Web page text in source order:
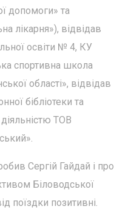
допомоги» та
лікарня»), відвідав
освіти № 4, КУ
спортивна школа
області», відвідав
бібліотеки та
ТОВ
Сергій Гайдай і про
Біловодської
поїздки позитивні.